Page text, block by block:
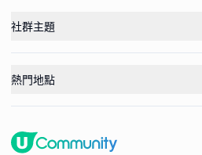
社群主題
熱門地點